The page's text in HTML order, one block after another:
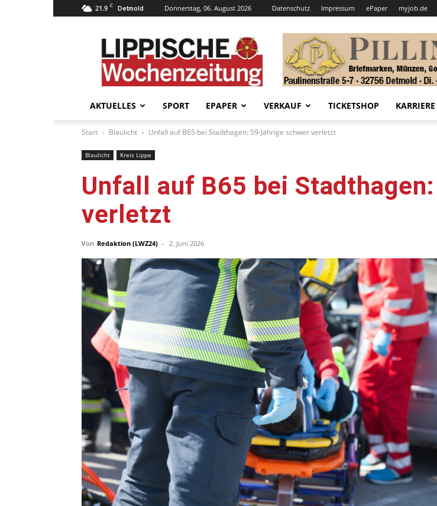
21.9 C Detmold Donnerstag, 06. August 2026 Datenschutz Impressum ePaper myjob.de
Lippische
Wochenzeitung
–
LWZ24.de
AKTUELLES SPORT EPAPER VERKAUF TICKETSHOP KARRIERE
Start Blaulicht Unfall auf B65 bei Stadthagen: 59-Jährige schwer verletzt
Blaulicht Kreis Lippe
Unfall auf B65 bei
verletzt
Von Redaktion (LWZ24) - 2. Juni 2026